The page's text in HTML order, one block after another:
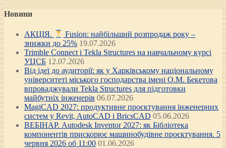
Новини
АКЦІЯ.
Fusion: найбільший розпродаж року –
знижки до 25% 19.07.2026
Trimble Connect і Tekla Structures на навчальному курсі
УЦСБ 12.07.2026
Від ідеї до аудиторії: як у Харківському національному
університеті міського господарства імені О.М. Бекетова
впроваджували Tekla Structures для підготовки
майбутніх інженерів 06.07.2026
MagiCAD 2027: продуктивне проєктування інженерних
систем у Revit, AutoCAD і BricsCAD 05.06.2026
ВЕБІНАР. Autodesk Inventor 2027: як Бібліотека
компонентів прискорює машинобудівне проєктування. 5
червня 2026 об 11:00 01.06.2026